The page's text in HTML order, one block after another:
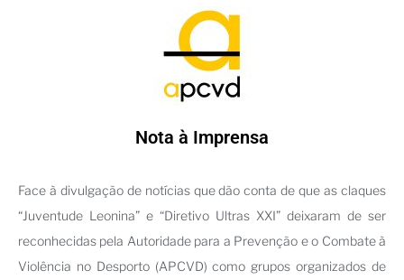
Nota à Imprensa
Face à divulgação de notícias que dão conta de que as claques
“Juventude Leonina” e “Diretivo Ultras XXI” deixaram de ser
reconhecidas pela Autoridade para a Prevenção e o Combate à
Violência no Desporto (APCVD) como grupos organizados de